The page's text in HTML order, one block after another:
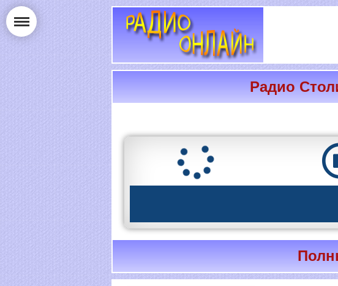
РАДИО ОНЛАЙН
Радио